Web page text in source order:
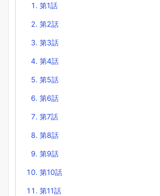
第1話
第2話
第3話
第4話
第5話
第6話
第7話
第8話
第9話
第10話
第11話